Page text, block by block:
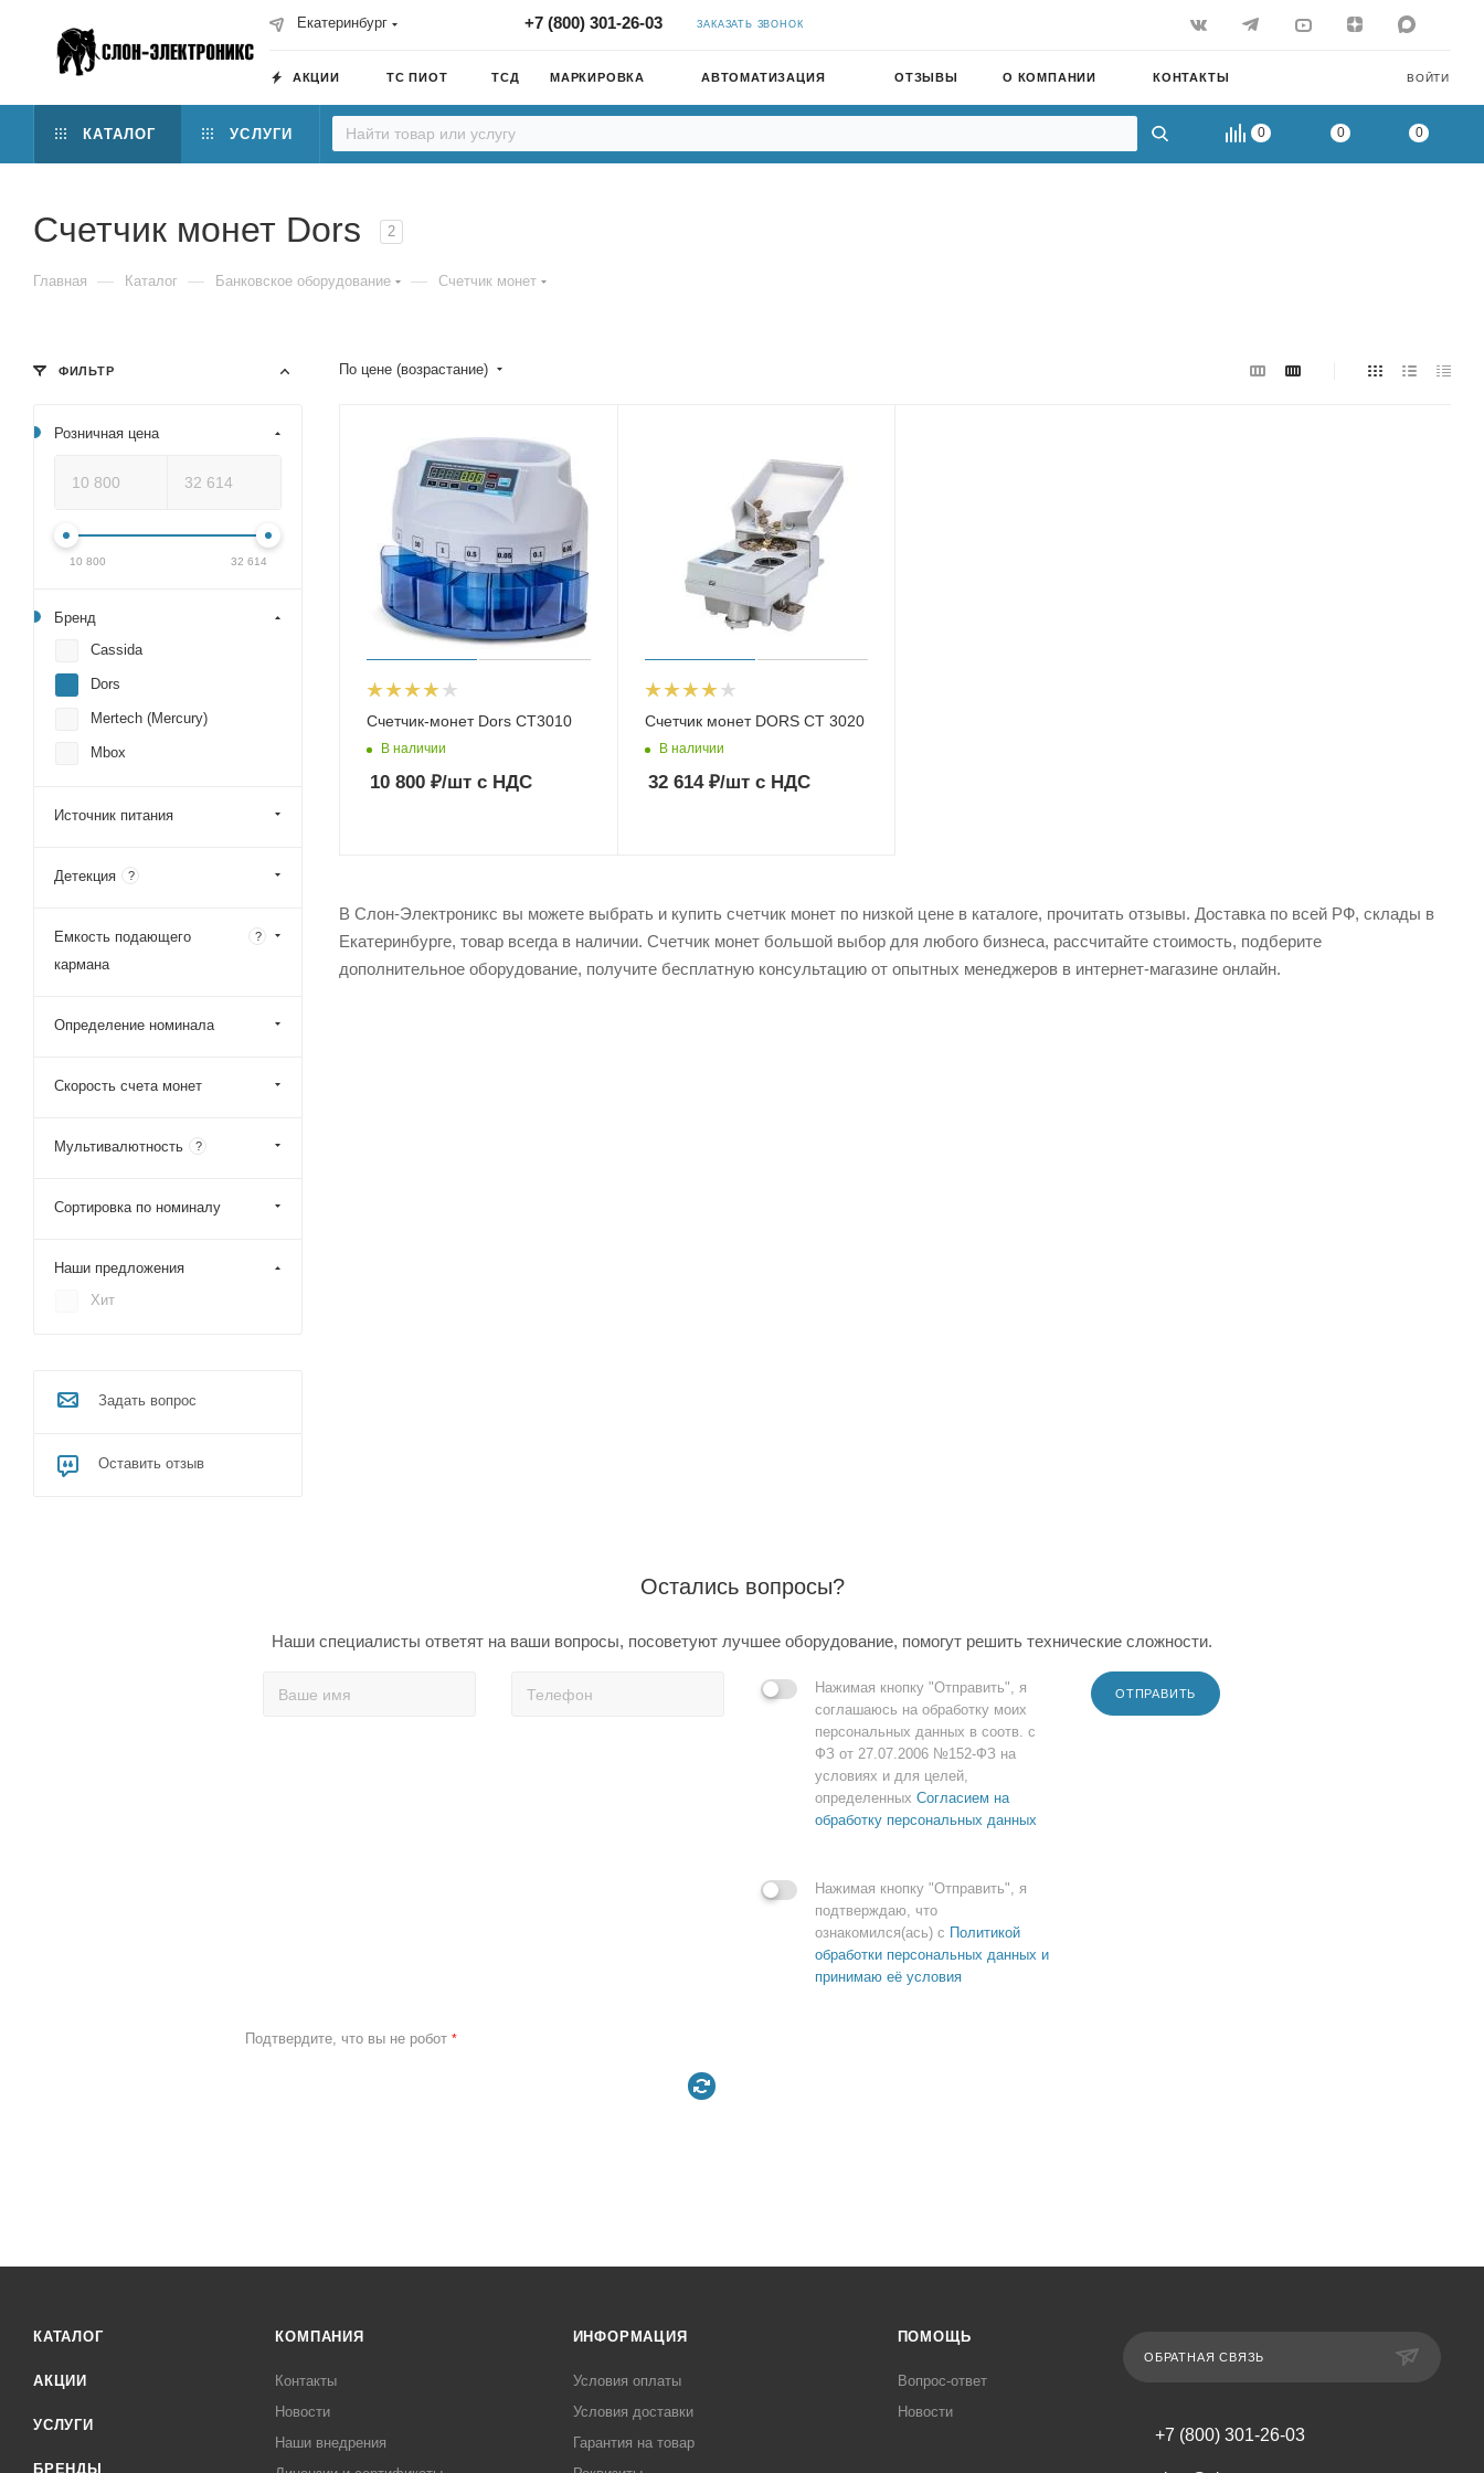
Екатеринбург +7 (800) 301-26-03 ЗАКАЗАТЬ ЗВОНОК
ВОЙТИ
АКЦИИ ТС ПИОТ ТСД МАРКИРОВКА АВТОМАТИЗАЦИЯ ОТЗЫВЫ О КОМПАНИИ КОНТАКТЫ
0 0 0
КАТАЛОГ УСЛУГИ
Счетчик монет Dors 2
Главная — Каталог — Банковское оборудование — Счетчик монет
По цене (возрастание)
Счетчик-монет Dors CT3010
В наличии
10 800 ₽/шт с НДС
Счетчик монет DORS CT 3020
В наличии
32 614₽/штс НДС
В Слон-Электроникс вы можете выбрать и купить счетчик монет по низкой цене в каталоге, прочитать отзывы. Доставка по всей РФ, склады в
Екатеринбурге, товар всегда в наличии. Счетчик монет большой выбор для любого бизнеса, рассчитайте стоимость, подберите
дополнительное оборудование, получите бесплатную консультацию от опытных менеджеров в интернет-магазине онлайн.
ФИЛЬТР
Розничная цена
10 800 32 614
Бренд
Cassida
Dors
Mertech (Mercury)
Mbox
Источник питания
Детекция ?
Емкость подающего
кармана
?
Определение номинала
Скорость счета монет
Мультивалютность ?
Сортировка по номиналу
Наши предложения
Хит
Задать вопрос
Оставить отзыв
Остались вопросы?
Наши специалисты ответят на ваши вопросы, посоветуют лучшее оборудование, помогут решить технические сложности.
Нажимая кнопку "Отправить", я
соглашаюсь на обработку моих
персональных данных в соотв. с
ФЗ от 27.07.2006 №152-ФЗ на
условиях и для целей,
определенных Согласием на
обработку персональных данных
Нажимая кнопку "Отправить", я
подтверждаю, что
ознакомился(ась) с Политикой
обработки персональных данных и
принимаю её условия
ОТПРАВИТЬ
Подтвердите, что вы не робот *
КАТАЛОГ
АКЦИИ
УСЛУГИ
БРЕНДЫ
КОМПАНИЯ
Контакты
Новости
Наши внедрения
ИНФОРМАЦИЯ
Условия оплаты
Условия доставки
Гарантия на товар
ПОМОЩЬ
Вопрос-ответ
Новости
ОБРАТНАЯ СВЯЗЬ
+7 (800) 301-26-03